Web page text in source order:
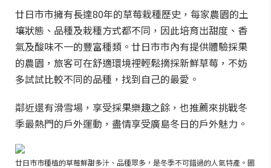
廿日市市擁有長達80年的草莓栽種歷史，每家農園的土
壤狀態、品種及栽種方式都不同，因此培育出甜度、香
氣及酸味不一的豐富種類。廿日市市內有提供體驗採果
的農園，旅客可在舒適環境裡輕鬆摘採新鮮草莓，不妨
多試試比較不同的品種，找到自己的最愛。
鄰近還有滑雪場，享受採果樂趣之餘，也推薦來挑戰冬
季最熱門的戶外運動，盡情享受廣島冬日的戶外魅力。
廿日市市種植的草莓鮮甜多汁、品種眾多，是冬季不可錯過的人氣特產。圖